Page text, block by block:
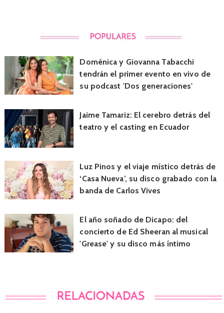
Doménica y Giovanna Tabacchi
tendrán el primer evento en vivo de
su podcast 'Dos generaciones'
Jaime Tamariz: El cerebro detrás del
teatro y el casting en Ecuador
Luz Pinos y el viaje místico detrás de
‘Casa Nueva’, su disco grabado con la
banda de Carlos Vives
El año soñado de Dicapo: del
concierto de Ed Sheeran al musical
'Grease' y su disco más íntimo